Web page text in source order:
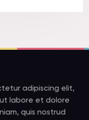
adipiscing elit,
labore et dolore
quis nostrud